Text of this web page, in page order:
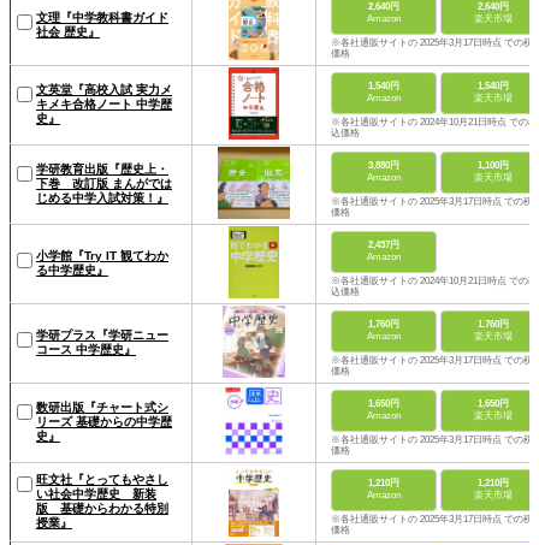
文理『中学教科書ガイド
社会 歴史』
2,640円
Amazon
2,640円
楽天市場
※各社通販サイトの 2025年3月17日時点 での税
価格
文英堂『高校入試 実力メ
キメキ合格ノート 中学歴
史』
1,540円
Amazon
1,540円
楽天市場
※各社通販サイトの 2024年10月21日時点 での税
込価格
学研教育出版『歴史上・
下巻 改訂版 まんがでは
じめる中学入試対策！』
3,880円
Amazon
1,100円
楽天市場
※各社通販サイトの 2025年3月17日時点 での税
価格
小学館『Try IT 観てわか
る中学歴史』
2,437円
Amazon
※各社通販サイトの 2024年10月21日時点 での税
込価格
学研プラス『学研ニュー
コース 中学歴史』
1,760円
Amazon
1,760円
楽天市場
※各社通販サイトの 2025年3月17日時点 での税
価格
数研出版『チャート式シ
リーズ 基礎からの中学歴
史』
1,650円
Amazon
1,650円
楽天市場
※各社通販サイトの 2025年3月17日時点 での税
価格
旺文社『とってもやさし
い社会中学歴史 新装
版 基礎からわかる特別
授業』
1,210円
Amazon
1,210円
楽天市場
※各社通販サイトの 2025年3月17日時点 での税
価格